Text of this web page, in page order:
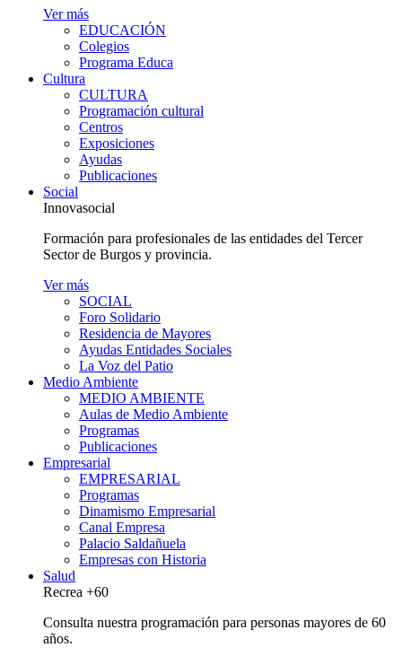
Ver más
EDUCACIÓN
Colegios
Programa Educa
Cultura
CULTURA
Programación cultural
Centros
Exposiciones
Ayudas
Publicaciones
Social
Innovasocial
Formación para profesionales de las entidades del Tercer
Sector de Burgos y provincia.
Ver más
SOCIAL
Foro Solidario
Residencia de Mayores
Ayudas Entidades Sociales
La Voz del Patio
Medio Ambiente
MEDIO AMBIENTE
Aulas de Medio Ambiente
Programas
Publicaciones
Empresarial
EMPRESARIAL
Programas
Dinamismo Empresarial
Canal Empresa
Palacio Saldañuela
Empresas con Historia
Salud
Recrea +60
Consulta nuestra programación para personas mayores de 60
años.